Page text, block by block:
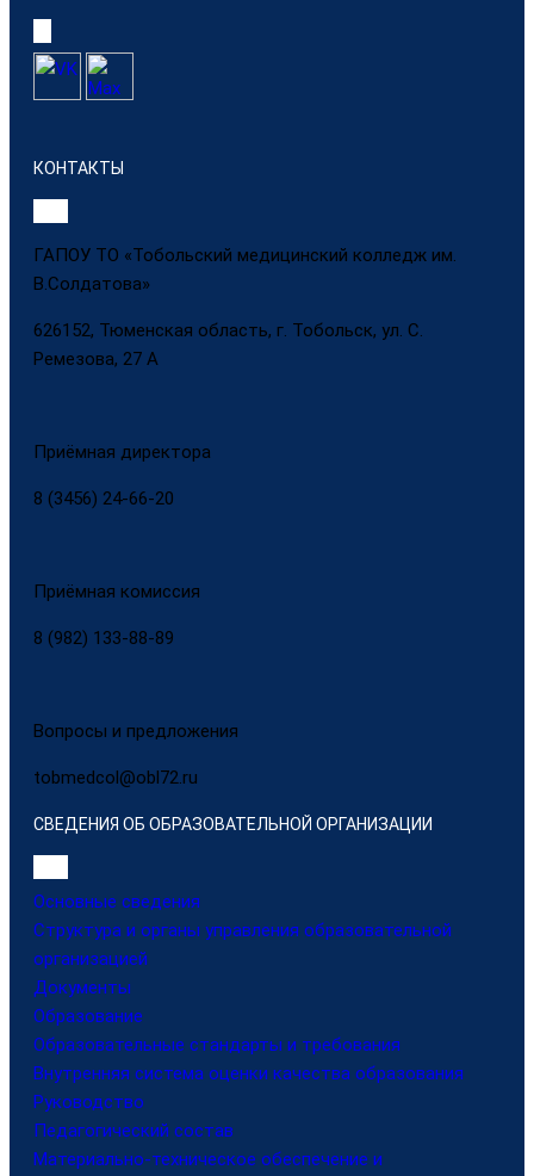
КОНТАКТЫ
ГАПОУ ТО «Тобольский медицинский колледж им.
В.Солдатова»
626152, Тюменская область, г. Тобольск, ул. С.
Ремезова, 27 А
Приёмная директора
8 (3456) 24-66-20
Приёмная комиссия
8 (982) 133-88-89
Вопросы и предложения
tobmedcol@obl72.ru
СВЕДЕНИЯ ОБ ОБРАЗОВАТЕЛЬНОЙ ОРГАНИЗАЦИИ
Основные сведения
Структура и органы управления образовательной
организацией
Документы
Образование
Образовательные стандарты и требования
Внутренняя система оценки качества образования
Руководство
Педагогический состав
Материально-техническое обеспечение и